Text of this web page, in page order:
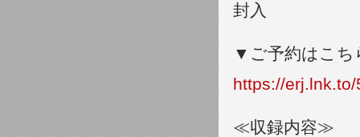
封入
▼ご予約はこち
https://erj.lnk.to/
≪収録内容≫